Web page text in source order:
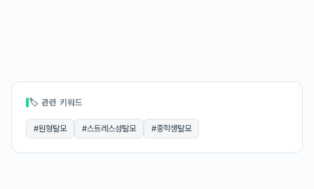
🏷 관련 키워드
#원형탈모 #스트레스성탈모 #중학생탈모